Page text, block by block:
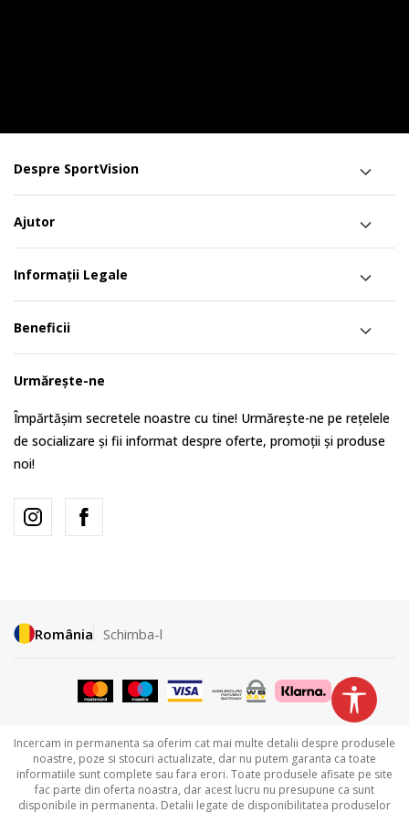
Despre SportVision
Ajutor
Informații Legale
Beneficii
Urmărește-ne
Împărtășim secretele noastre cu tine! Urmărește-ne pe rețelele
de socializare și fii informat despre oferte, promoții și produse
noi!
România Schimba-l
Incercam in permanenta sa oferim cat mai multe detalii despre produsele
noastre, poze si stocuri actualizate, dar nu putem garanta ca toate
informatiile sunt complete sau fara erori. Toate produsele afisate pe site
fac parte din oferta noastra, dar acest lucru nu presupune ca sunt
disponibile in permanenta. Detalii legate de disponibilitatea produselor